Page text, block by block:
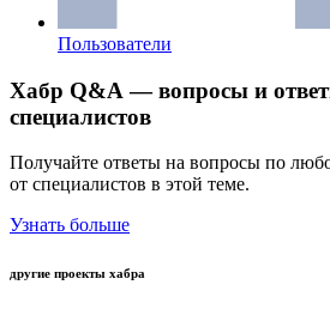
Пользователи
Хабр Q&A — вопросы и
специалистов
Получайте ответы на вопросы по
от специалистов в этой теме.
Узнать больше
другие проекты хабра